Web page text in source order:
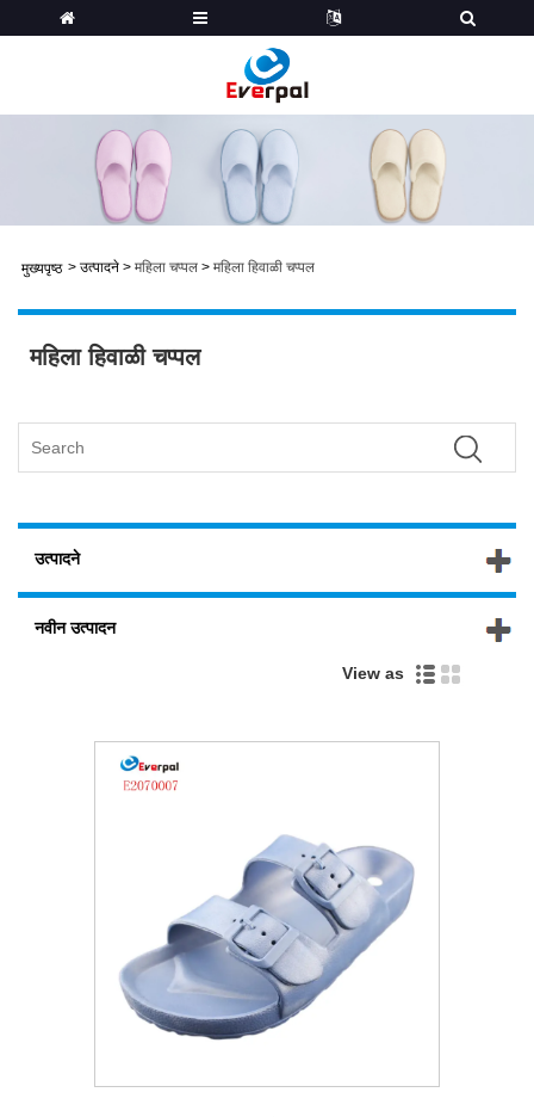
मुख्यपृष्ठ > उत्पादने > महिला चप्पल > महिला हिवाळी चप्पल
महिला हिवाळी चप्पल
उत्पादने
नवीन उत्पादन
View as